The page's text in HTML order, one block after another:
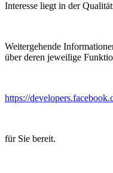
Interesse liegt in der
Weitergehende
über deren jeweilige
https://
für Sie bereit.